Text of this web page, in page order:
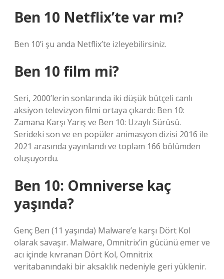
Ben 10 Netflix’te var mı?
Ben 10’i şu anda Netflix’te izleyebilirsiniz.
Ben 10 film mi?
Seri, 2000’lerin sonlarında iki düşük bütçeli canlı
aksiyon televizyon filmi ortaya çıkardı: Ben 10:
Zamana Karşı Yarış ve Ben 10: Uzaylı Sürüsü.
Serideki son ve en popüler animasyon dizisi 2016 ile
2021 arasında yayınlandı ve toplam 166 bölümden
oluşuyordu.
Ben 10: Omniverse kaç
yaşında?
Genç Ben (11 yaşında) Malware’e karşı Dört Kol
olarak savaşır. Malware, Omnitrix’in gücünü emer ve
acı içinde kıvranan Dört Kol, Omnitrix
veritabanındaki bir aksaklık nedeniyle geri yüklenir.